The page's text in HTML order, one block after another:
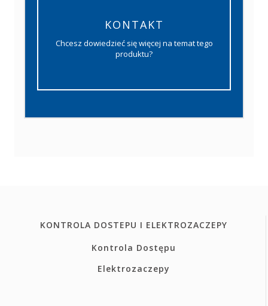
KONTAKT
Chcesz dowiedzieć się więcej na temat tego
produktu?
KONTROLA DOSTEPU I ELEKTROZACZEPY
Kontrola Dostępu
Elektrozaczepy